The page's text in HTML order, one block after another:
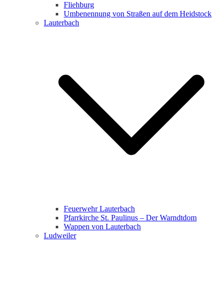
Fliehburg
Umbenennung von Straßen auf dem Heidstock
Lauterbach
Feuerwehr Lauterbach
Pfarrkirche St. Paulinus – Der Warndtdom
Wappen von Lauterbach
Ludweiler